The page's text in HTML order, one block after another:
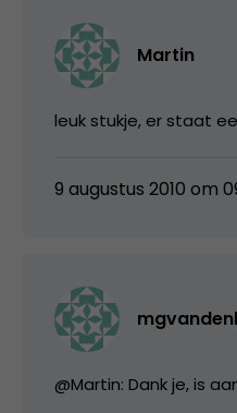
Martin
leuk stukje, er staat
9 augustus 2010 om
@Martin: Dank je, is